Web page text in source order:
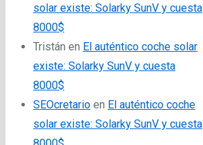
solar existe: Solarky SunV y cuesta
8000$
Tristán en El auténtico coche solar
existe: Solarky SunV y cuesta
8000$
SEOcretario en El auténtico coche
solar existe: Solarky SunV y cuesta